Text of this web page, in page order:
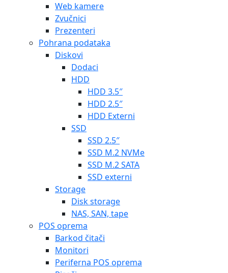
Web kamere
Zvučnici
Prezenteri
Pohrana podataka
Diskovi
Dodaci
HDD
HDD 3.5″
HDD 2.5″
HDD Externi
SSD
SSD 2.5″
SSD M.2 NVMe
SSD M.2 SATA
SSD externi
Storage
Disk storage
NAS, SAN, tape
POS oprema
Barkod čitači
Monitori
Periferna POS oprema